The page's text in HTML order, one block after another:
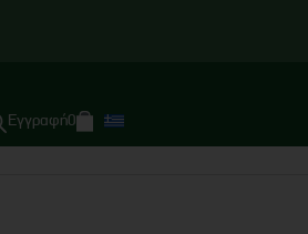
Εγγραφή0